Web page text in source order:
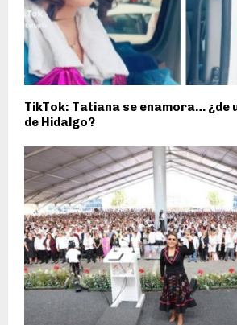
TikTok: Tatiana se enamora… ¿de
de Hidalgo?